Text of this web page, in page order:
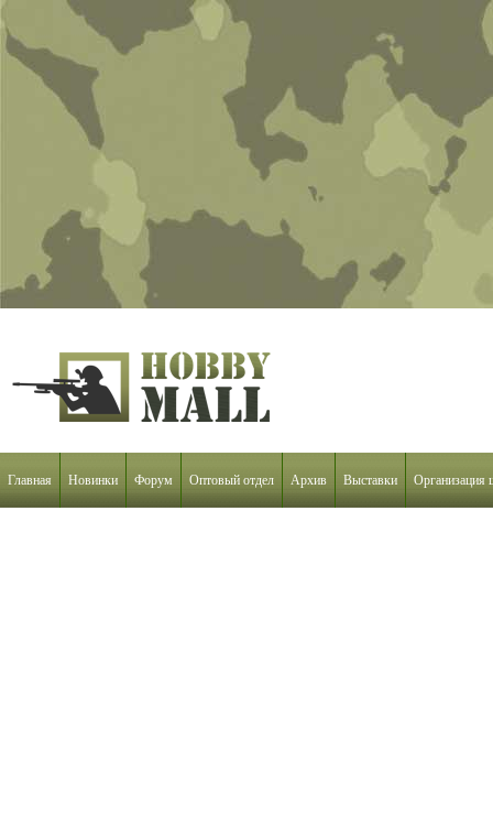
Главная Новинки Форум Оптовый отдел Архив Выставки Организация